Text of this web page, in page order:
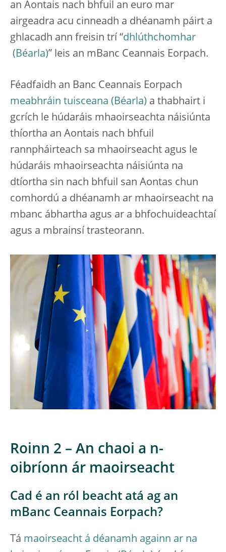
an Aontais nach bhfuil an euro mar
airgeadra acu cinneadh a dhéanamh páirt a
ghlacadh ann freisin trí “dhlúthchomhar
” leis an mBanc Ceannais Eorpach.
Féadfaidh an Banc Ceannais Eorpach
meabhráin tuisceana
a thabhairt i
gcrích le húdaráis mhaoirseachta náisiúnta
thíortha an Aontais nach bhfuil
rannpháirteach sa mhaoirseacht agus le
húdaráis mhaoirseachta náisiúnta na
dtíortha sin nach bhfuil san Aontas chun
comhordú a dhéanamh ar mhaoirseacht na
mbanc ábhartha agus ar a bhfochuideachtaí
agus a mbrainsí trasteorann.
Roinn 2 – An chaoi a n-
oibríonn ár maoirseacht
Cad é an ról beacht atá ag an
mBanc Ceannais Eorpach?
Tá maoirseacht á déanamh againn ar na